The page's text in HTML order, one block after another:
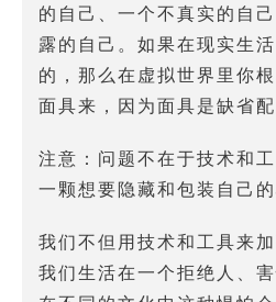
的自己、一个不真实的自
露的自己。如果在现实生
的，那么在虚拟世界里你
面具来，因为面具是缺省配
注意：问题不在于技术和
一颗想要隐藏和包装自己的
我们不但用技术和工具来
我们生活在一个拒绝人、